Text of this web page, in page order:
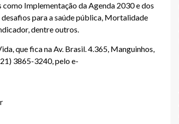
Implementação da Agenda 2030 e dos
para a saúde pública, Mortalidade
dentre outros.
que fica na Av. Brasil. 4.365, Manguinhos,
3865-3240, pelo e-